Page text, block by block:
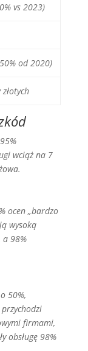
vs 2023)
od 2020)
wciąż na 7
ocen „bardzo
wysoką
a 98%
50%,
firmami,
obsługę 98%